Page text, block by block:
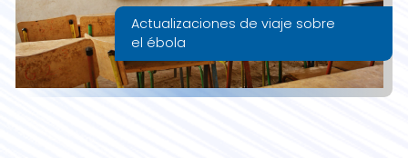
Actualizaciones de viaje sobre
el ébola